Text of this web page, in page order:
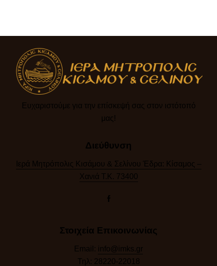
Ευχαριστούμε για την επίσκεψή σας στον ιστότοπό
μας!​
Διεύθυνση
Ιερά Μητρόπολις Κισάμου & Σελίνου Έδρα: Κίσαμος –
Χανιά Τ.Κ. 73400
Στοιχεία Επικοινωνίας
Email: info@imks.gr
Τηλ: 28220-22018